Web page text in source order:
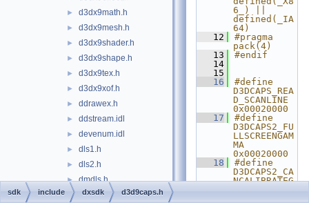
► d3dx9math.h
► d3dx9mesh.h
► d3dx9shader.h
► d3dx9shape.h
► d3dx9tex.h
► d3dx9xof.h
► ddrawex.h
► ddstream.idl
► devenum.idl
► dls1.h
► dls2.h
► dmdls.h
► dmerror.h
6_) ||
defined(_IA
64)
   12
#pragma
pack(4)
   13
#endif
   14
   15
   16
#define
D3DCAPS_REA
D_SCANLINE
0x00020000
   17
#define
D3DCAPS2_FU
LLSCREENGAM
MA
0x00020000
   18
#define
D3DCAPS2_CA
NCALIBRATEG
sdk include dxsdk d3d9caps.h